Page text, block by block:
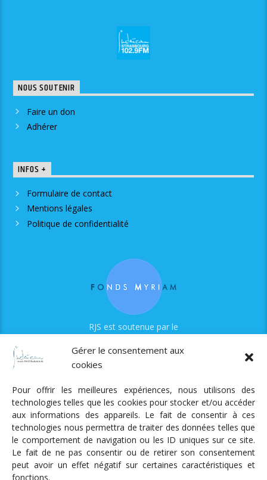
Gérer le consentement aux
cookies
Pour offrir les meilleures expériences, nous utilisons des
technologies telles que les cookies pour stocker et/ou accéder
aux informations des appareils. Le fait de consentir à ces
technologies nous permettra de traiter des données telles que
le comportement de navigation ou les ID uniques sur ce site.
Le fait de ne pas consentir ou de retirer son consentement
peut avoir un effet négatif sur certaines caractéristiques et
fonctions.
NOUS SOUTENIR
Faire un don
Adhérer
INFOS +
Formulaire de contact
Mentions légales
Politique de confidentialité
RJS est soutenue par le
Radio Judaica Strasbourg
Tous droits réservés
RADIO JUDAÏCA
ÉMISSIONS ET GRILLE DES PROGRAMMES